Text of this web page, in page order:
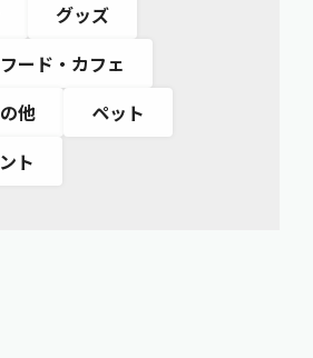
グッズ
ード・カフェ
他
ペット
ト